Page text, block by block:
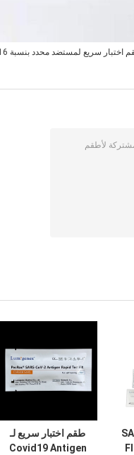
اختبار سريع لمستضد محدد بنسبة 99.16٪
طقم اختبار سريع لـ
Covid19 Antigen